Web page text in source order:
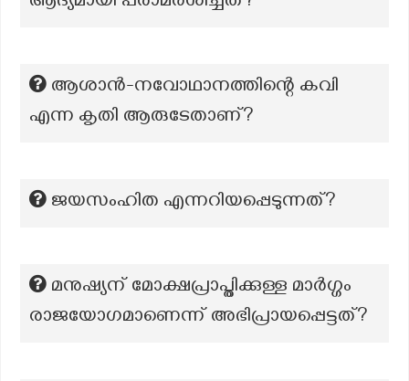
ആശാൻ-നവോഥാനത്തിന്റെ കവി
എന്ന കൃതി ആരുടേതാണ്?
ജയസംഹിത എന്നറിയപ്പെടുന്നത്?
മനുഷ്യന് മോക്ഷപ്രാപ്തിക്കുള്ള മാര്‍ഗ്ഗം
രാജയോഗമാണെന്ന് അഭിപ്രായപ്പെട്ടത്?